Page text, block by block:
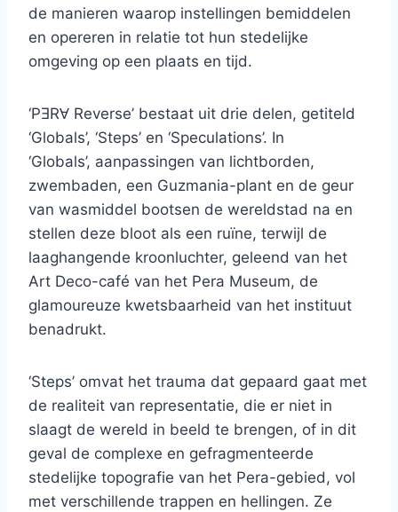
de manieren waarop instellingen bemiddelen
en opereren in relatie tot hun stedelijke
omgeving op een plaats en tijd.
‘PƎRⱯ Reverse’ bestaat uit drie delen, getiteld
‘Globals’, ‘Steps’ en ‘Speculations’. In
‘Globals’, aanpassingen van lichtborden,
zwembaden, een Guzmania-plant en de geur
van wasmiddel bootsen de wereldstad na en
stellen deze bloot als een ruïne, terwijl de
laaghangende kroonluchter, geleend van het
Art Deco-café van het Pera Museum, de
glamoureuze kwetsbaarheid van het instituut
benadrukt.
‘Steps’ omvat het trauma dat gepaard gaat met
de realiteit van representatie, die er niet in
slaagt de wereld in beeld te brengen, of in dit
geval de complexe en gefragmenteerde
stedelijke topografie van het Pera-gebied, vol
met verschillende trappen en hellingen. Ze